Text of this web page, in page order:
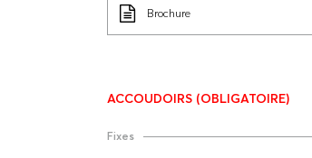
Brochure
ACCOUDOIRS (OBLIGATOIRE)
Fixes